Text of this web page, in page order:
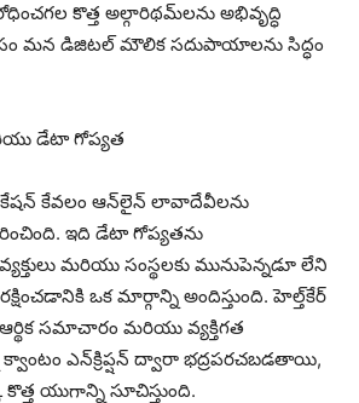
కొత్త అల్గారిథమ్‌లను అభివృద్ధి
మన డిజిటల్ మౌలిక సదుపాయాలను సిద్ధం
డేటా గోప్యత
కేవలం ఆన్‌లైన్ లావాదేవీలను
ఇది డేటా గోప్యతను
మరియు సంస్థలకు మునుపెన్నడూ లేని
ఒక మార్గాన్ని అందిస్తుంది. హెల్త్‌కేర్
ఆర్థిక సమాచారం మరియు వ్యక్తిగత
ఎన్‌క్రిప్షన్ ద్వారా భద్రపరచబడతాయి,
యుగాన్ని సూచిస్తుంది.